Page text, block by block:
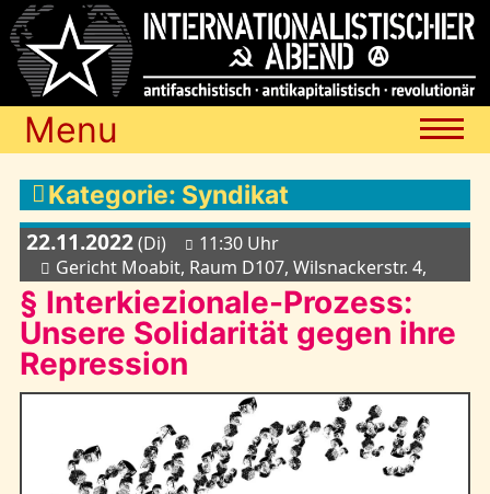
Menu
Termine
Blog
Media
Archiv
Links
Kategorie: Syndikat
22.11.2022(Di)
11:30 Uhr
Gericht Moabit, Raum D107, Wilsnackerstr. 4,
§ Interkiezionale-Prozess:
Unsere Solidarität gegen ihre
Repression